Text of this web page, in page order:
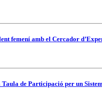
femení amb el Cercador
de Participació per un